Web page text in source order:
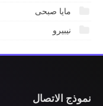
مايا صبحى
نيبيرو
نموذج الاتصال